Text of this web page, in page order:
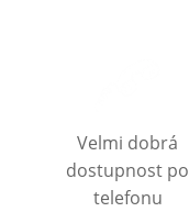
Velmi dobrá
dostupnost po
telefonu